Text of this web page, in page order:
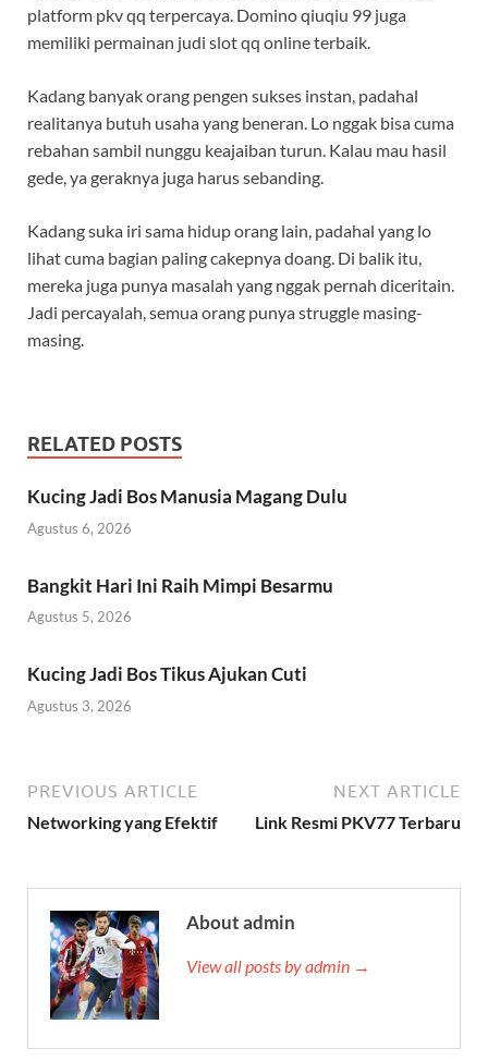
platform pkv qq terpercaya. Domino qiuqiu 99 juga
memiliki permainan judi slot qq online terbaik.
Kadang banyak orang pengen sukses instan, padahal
realitanya butuh usaha yang beneran. Lo nggak bisa cuma
rebahan sambil nunggu keajaiban turun. Kalau mau hasil
gede, ya geraknya juga harus sebanding.
Kadang suka iri sama hidup orang lain, padahal yang lo
lihat cuma bagian paling cakepnya doang. Di balik itu,
mereka juga punya masalah yang nggak pernah diceritain.
Jadi percayalah, semua orang punya struggle masing-
masing.
RELATED POSTS
Kucing Jadi Bos Manusia Magang Dulu
Agustus 6, 2026
Bangkit Hari Ini Raih Mimpi Besarmu
Agustus 5, 2026
Kucing Jadi Bos Tikus Ajukan Cuti
Agustus 3, 2026
PREVIOUS ARTICLE
Networking yang Efektif
NEXT ARTICLE
Link Resmi PKV77 Terbaru
About admin
View all posts by admin →